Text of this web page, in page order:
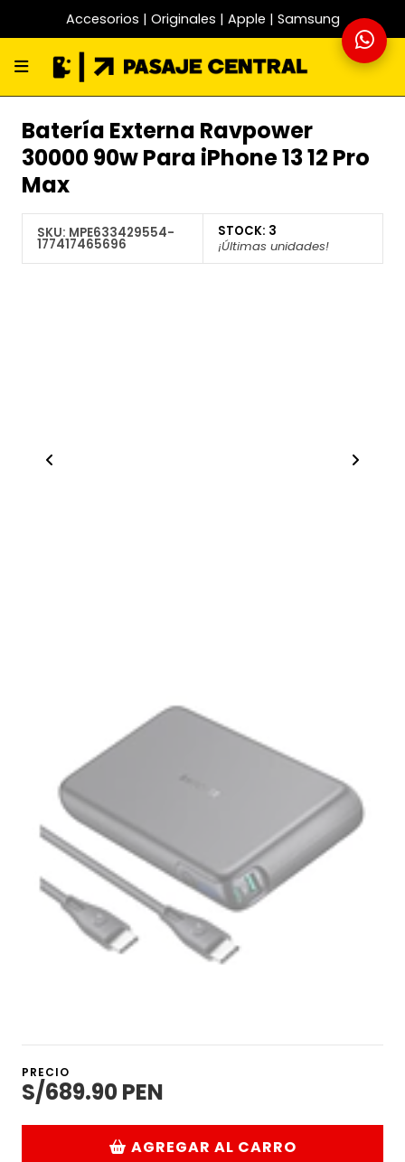
Accesorios | Originales | Apple | Samsung
Batería Externa Ravpower
30000 90w Para iPhone 13 12 Pro
Max
SKU: MPE633429554-
177417465696
STOCK: 3
¡Últimas unidades!
PRECIO
S/689.90 PEN
AGREGAR AL CARRO